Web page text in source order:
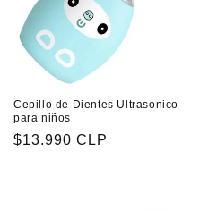
Cepillo de Dientes Ultrasonico
para niños
Precio
$13.990 CLP